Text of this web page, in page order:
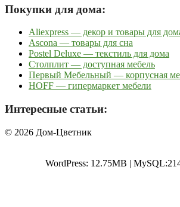
Покупки для дома:
Aliexpress — декор и товары для
Ascona — товары для сна
Postel Deluxe — текстиль для дома
Столплит — доступная мебель
Первый Мебельный — корпусная
HOFF — гипермаркет мебели
Интересные статьи:
© 2026 Дом-Цветник
WordPress: 12.75MB |